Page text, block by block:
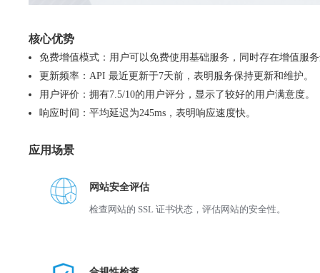
核心优势
免费增值模式：用户可以免费使用基础服务，同时存在增值服
更新频率：API 最近更新于7天前，表明服务保持更新和维护。
用户评价：拥有7.5/10的用户评分，显示了较好的用户满意度。
响应时间：平均延迟为245ms，表明响应速度快。
应用场景
网站安全评估
检查网站的 SSL 证书状态，评估网站的安全性。